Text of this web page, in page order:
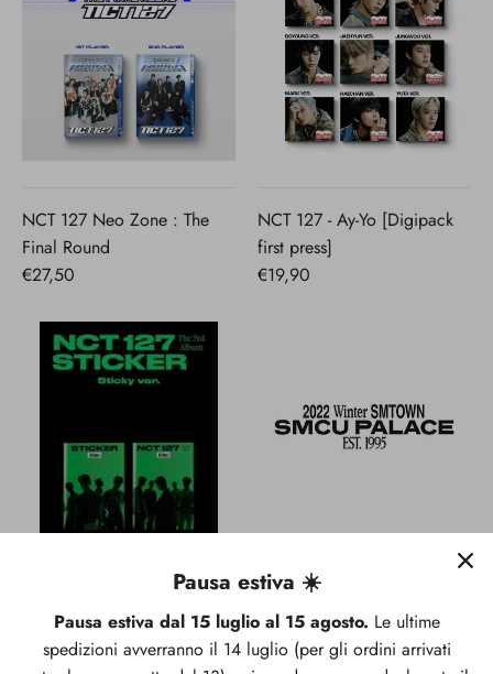
NCT 127 Neo Zone : The
Final Round
€27,50
NCT 127 - Ay-Yo [Digipack
first press]
€19,90
NCT 127 - Sticker [Sticky
version]
€25,80
2022 Winter SMTOWN -
SMCU Palace
Da €23,90
Pausa estiva ☀️
Pausa estiva dal 15 luglio al 15 agosto. Le ultime
spedizioni avverranno il 14 luglio (per gli ordini arrivati